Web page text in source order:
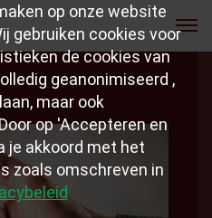
op onze website
gebruiken cookies voor
de cookies van
geanonimiseerd ,
maar ook
op 'Accepteren en
je akkoord met het
zoals omschreven in